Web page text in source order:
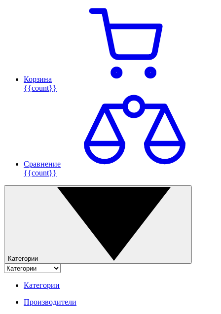
Корзина
{{count}}
Сравнение
{{count}}
Категории
Категории
Производители